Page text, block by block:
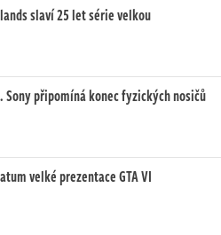
slaví 25 let série velkou
Sony připomíná konec fyzických nosičů
velké prezentace GTA VI